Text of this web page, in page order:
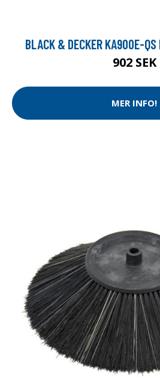
BLACK & DECKER KA900E-
902 SEK
MER INFO!